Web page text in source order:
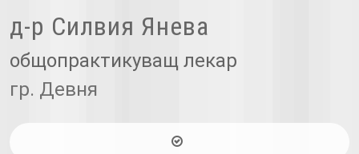
д-р Силвия Янева
общопрактикуващ лекар
гр. Девня